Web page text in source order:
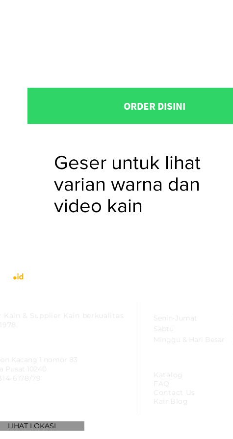
ORDER DISINI
Geser untuk lihat
varian warna dan
video kain
Kain & Supplier Kain berkualitas
Kacang 1 nomor 83
Pusat 10240
6178/79
Senin-Jumat
Sabtu
Minggu & Hari Besar
Katalog
FAQ
Contact Us
KainBlog
LIHAT LOKASI